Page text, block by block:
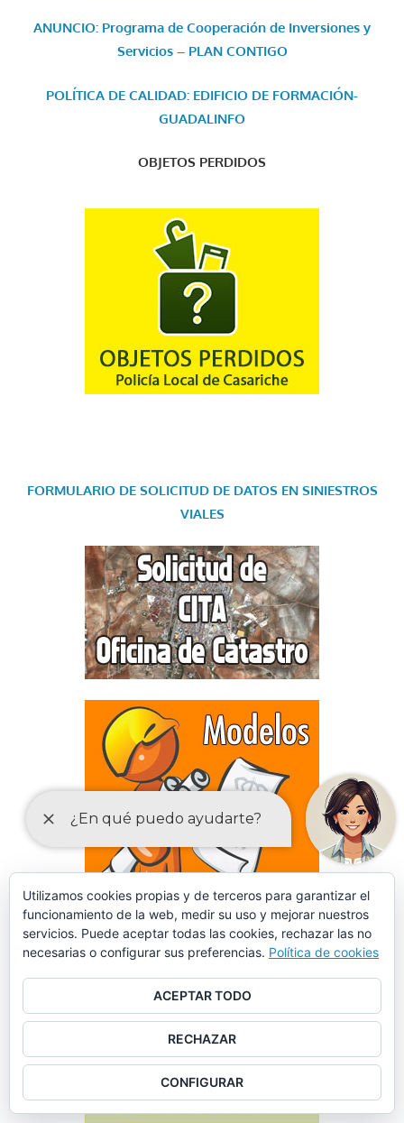
ANUNCIO: Programa de Cooperación de Inversiones y
Servicios – PLAN CONTIGO
POLÍTICA DE CALIDAD: EDIFICIO DE FORMACIÓN-
GUADALINFO
OBJETOS PERDIDOS
FORMULARIO DE SOLICITUD DE DATOS EN SINIESTROS
VIALES
DECLARACIONES RESPONSABLES Y COMUNICACIONES
PREVIAS PARA EL EJERCICIO DE ACTIVIDADES
Utilizamos cookies propias y de terceros para garantizar el
funcionamiento de la web, medir su uso y mejorar nuestros
servicios. Puede aceptar todas las cookies, rechazar las no
necesarias o configurar sus preferencias. Política de cookies
ACEPTAR TODO
RECHAZAR
CONFIGURAR